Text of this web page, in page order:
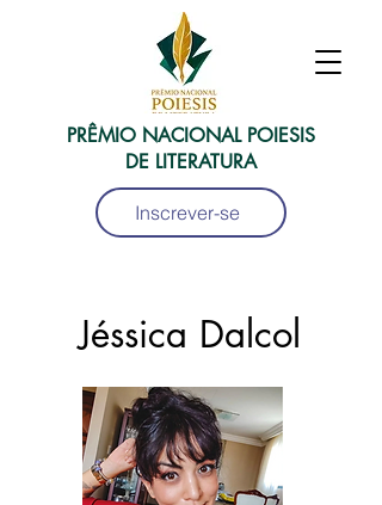
PRÊMIO NACIONAL POIESIS
DE LITERATURA
Inscrever-se
Jéssica Dalcol